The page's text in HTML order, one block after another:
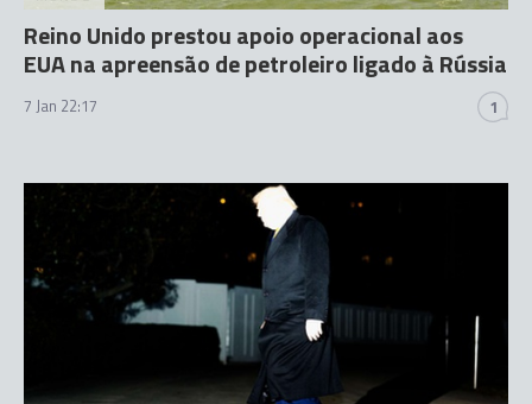
Reino Unido prestou apoio operacional aos
EUA na apreensão de petroleiro ligado à Rússia
7 Jan 22:17 1